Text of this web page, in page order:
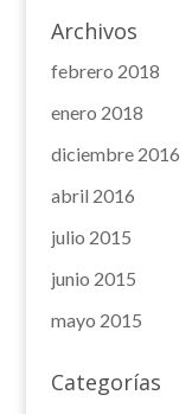
Archivos
febrero 2018
enero 2018
diciembre 2016
abril 2016
julio 2015
junio 2015
mayo 2015
Categorías